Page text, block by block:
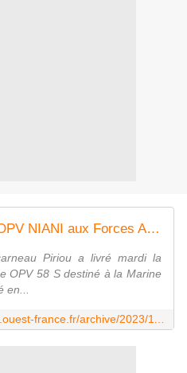
Piriou a livré le second OPV NIANI aux Forces Armées du Sénégal
Piriou a livré mardi la
OPV 58 S destiné à la Marine